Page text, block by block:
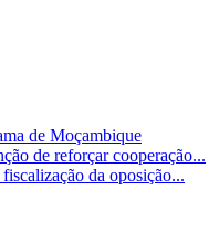
de Moçambique
de reforçar cooperação...
da oposição...